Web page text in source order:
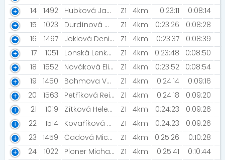
14
1492 Hubková Jana Z1 4km 0:23:11
0:08:14
15
1023 Durdínová Marta Z1 4km 0:23:26
0:08:28
16
1497 Joklová Denisa Z1 4km 0:23:37
0:08:39
17
1051 Lonská Lenka [DREAM TEAM :)] Z1 4km 0:23:48
0:08:50
18
1552 Nováková Eliška Z1 4km 0:23:52
0:08:54
19
1450 Bohmova Vaclava Z1 4km 0:24:14
0:09:16
20
1563 Petříková Reizigová Aneta Z1 4km 0:24:18
0:09:20
21
1019 Zítková Helena [#tymdejvid] Z1 4km 0:24:23
0:09:26
22
1514 Kovaříková Jana [#tymdejvid] Z1 4km 0:24:23
0:09:26
23
1459 Čadová Michaela [HSK JH] Z1 4km 0:25:26
0:10:28
24
1022 Ploner Michaela Z1 4km 0:25:41
0:10:44